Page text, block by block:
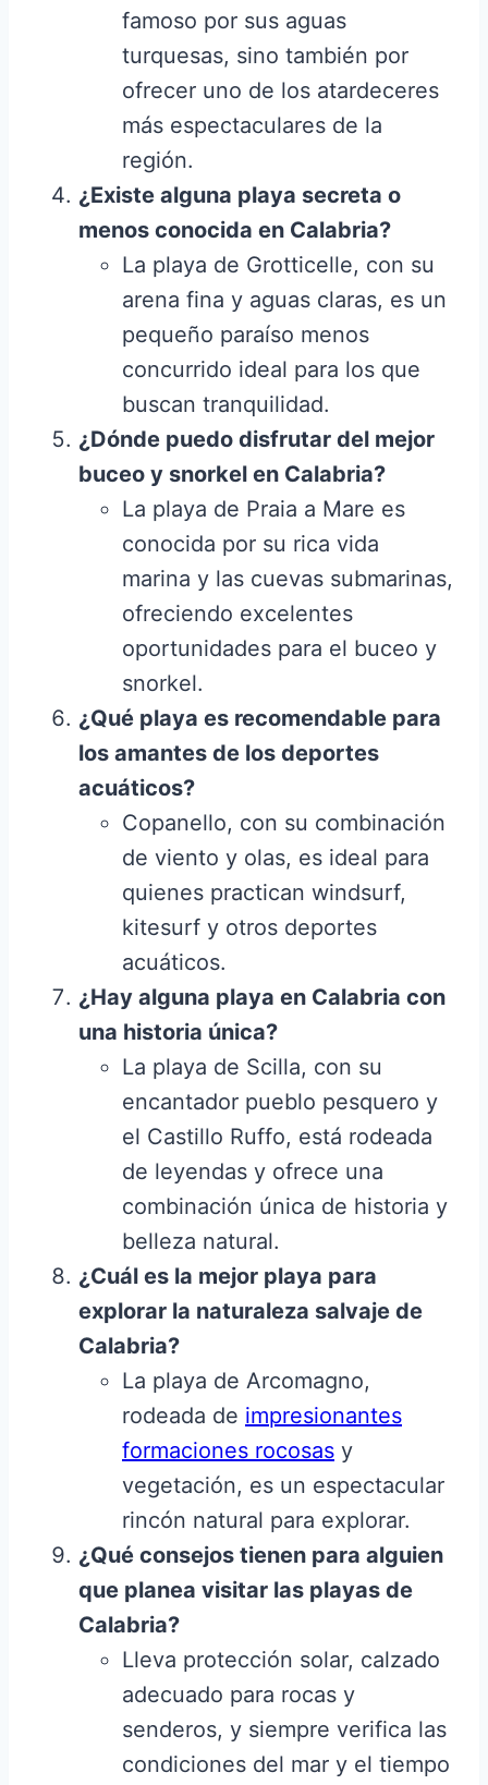
famoso por sus aguas
turquesas, sino también por
ofrecer uno de los atardeceres
más espectaculares de la
región.
¿Existe alguna playa secreta o
menos conocida en Calabria?
La playa de Grotticelle, con su
arena fina y aguas claras, es un
pequeño paraíso menos
concurrido ideal para los que
buscan tranquilidad.
¿Dónde puedo disfrutar del mejor
buceo y snorkel en Calabria?
La playa de Praia a Mare es
conocida por su rica vida
marina y las cuevas submarinas,
ofreciendo excelentes
oportunidades para el buceo y
snorkel.
¿Qué playa es recomendable para
los amantes de los deportes
acuáticos?
Copanello, con su combinación
de viento y olas, es ideal para
quienes practican windsurf,
kitesurf y otros deportes
acuáticos.
¿Hay alguna playa en Calabria con
una historia única?
La playa de Scilla, con su
encantador pueblo pesquero y
el Castillo Ruffo, está rodeada
de leyendas y ofrece una
combinación única de historia y
belleza natural.
¿Cuál es la mejor playa para
explorar la naturaleza salvaje de
Calabria?
La playa de Arcomagno,
rodeada de impresionantes
formaciones rocosas y
vegetación, es un espectacular
rincón natural para explorar.
¿Qué consejos tienen para alguien
que planea visitar las playas de
Calabria?
Lleva protección solar, calzado
adecuado para rocas y
senderos, y siempre verifica las
condiciones del mar y el tiempo